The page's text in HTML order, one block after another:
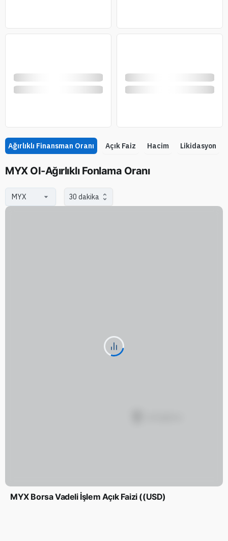
Ağırlıklı Finansman Oranı Açık Faiz Hacim Likidasyon
MYX OI-Ağırlıklı Fonlama Oranı
30 dakika
MYX Borsa Vadeli İşlem Açık Faizi ((USD)